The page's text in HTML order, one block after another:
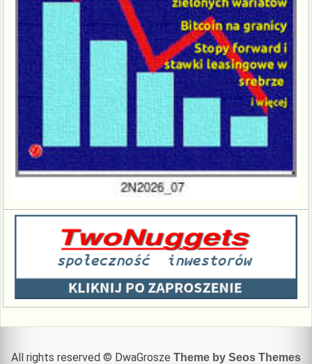
All rights reserved © DwaGrosze Theme by Seos Themes